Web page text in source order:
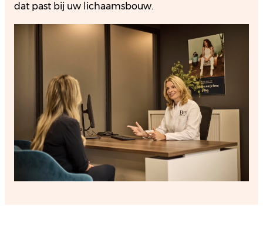
dat past bij uw lichaamsbouw.